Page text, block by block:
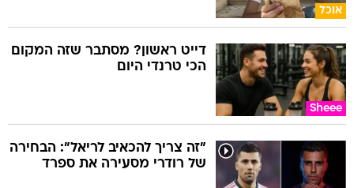
אוכל
Sheee
דייט ראשון? מסתבר שזה המקום
הכי טרנדי היום
"זה צריך להכאיב לריאל": הבחירה
של רודרי מסעירה את ספרד